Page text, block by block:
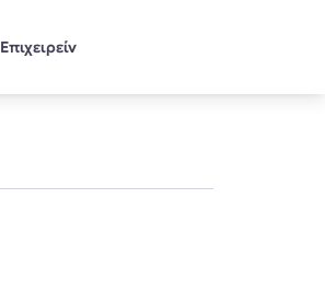
Επιχειρείν